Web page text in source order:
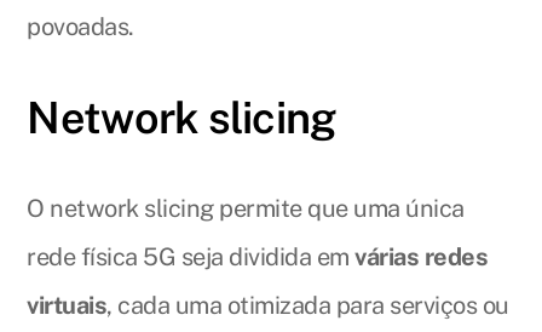
povoadas.
Network slicing
O network slicing permite que uma única
rede física 5G seja dividida emvárias redes
virtuais, cada uma otimizada para serviços ou